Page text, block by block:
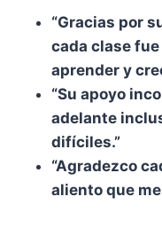
“Gracias por
cada clase
aprender y
“Su apoyo
adelante
difíciles.”
“Agradezco
aliento que